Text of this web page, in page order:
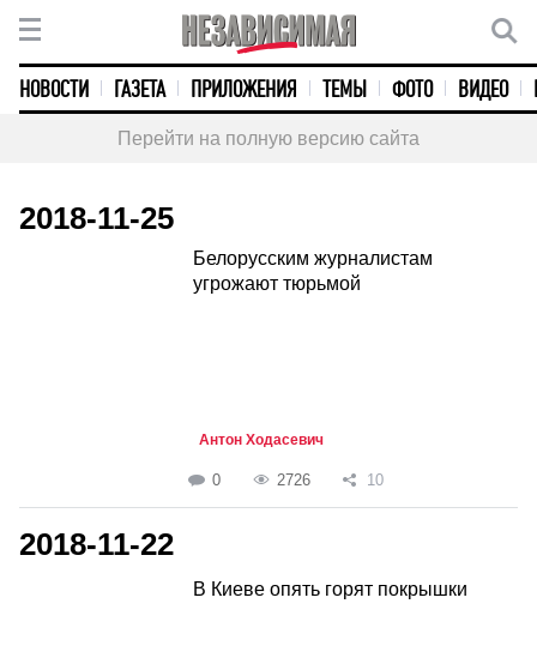
НОВОСТИ ГАЗЕТА ПРИЛОЖЕНИЯ ТЕМЫ ФОТО ВИДЕО
Перейти на полную версию сайта
2018-11-25
Белорусским журналистам
угрожают тюрьмой
Антон Ходасевич
0 2726 10
2018-11-22
В Киеве опять горят покрышки